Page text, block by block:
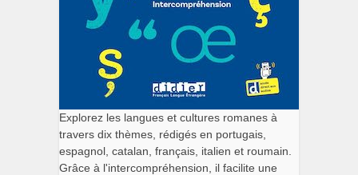
Explorez les langues et cultures romanes à
travers dix thèmes, rédigés en portugais,
espagnol, catalan, français, italien et roumain.
Grâce à l'intercompréhension, il facilite une